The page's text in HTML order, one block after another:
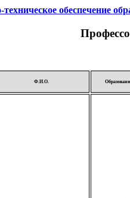
обеспечение
Ф.И.О.